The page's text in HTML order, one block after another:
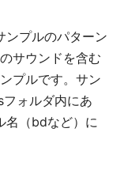
ンプルのパターン
サウンドを含む
プルです。サン
ォルダ内にあ
名（bdなど）に